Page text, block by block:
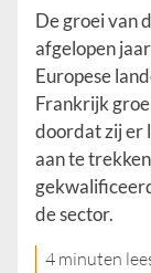
De groei van
afgelopen
Europese
Frankrijk
doordat zij er
aan te
de sector.
4 minuten